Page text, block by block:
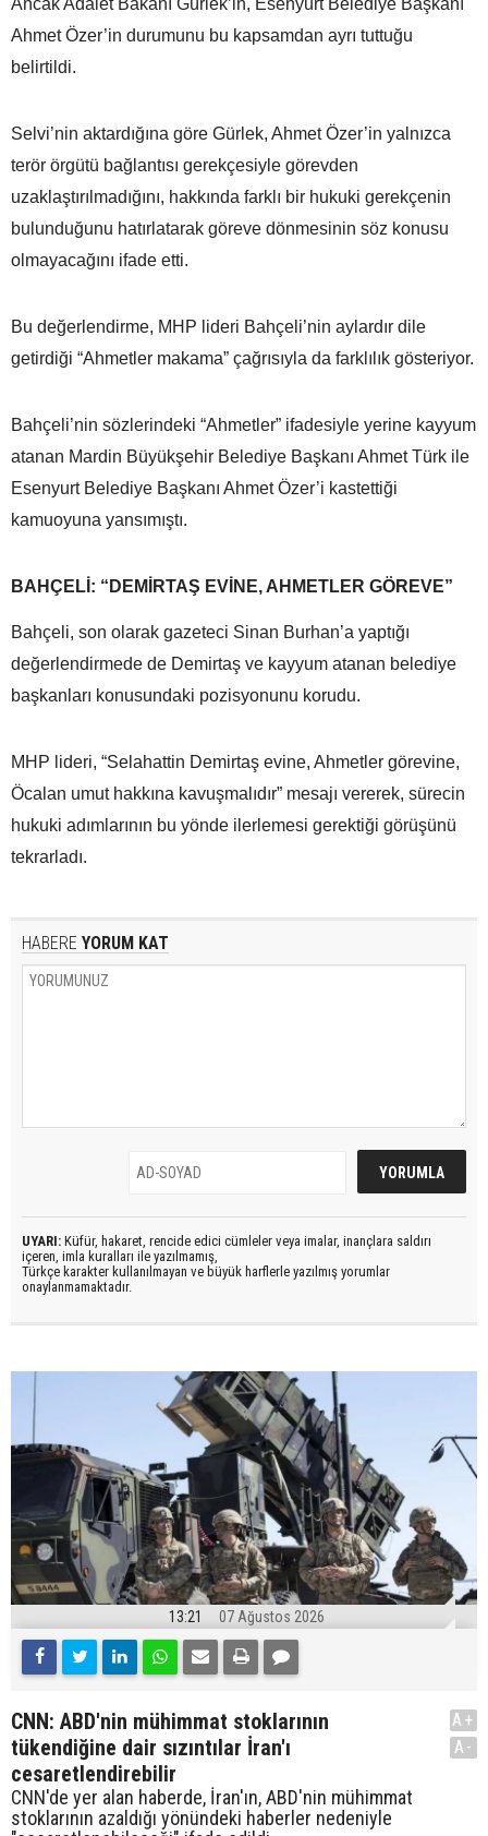
Ahmet Özer’in durumunu bu kapsamdan ayrı tuttuğu
belirtildi.
Selvi’nin aktardığına göre Gürlek, Ahmet Özer’in yalnızca
terör örgütü bağlantısı gerekçesiyle görevden
uzaklaştırılmadığını, hakkında farklı bir hukuki gerekçenin
bulunduğunu hatırlatarak göreve dönmesinin söz konusu
olmayacağını ifade etti.
Bu değerlendirme, MHP lideri Bahçeli’nin aylardır dile
getirdiği “Ahmetler makama” çağrısıyla da farklılık gösteriyor.
Bahçeli’nin sözlerindeki “Ahmetler” ifadesiyle yerine kayyum
atanan Mardin Büyükşehir Belediye Başkanı Ahmet Türk ile
Esenyurt Belediye Başkanı Ahmet Özer’i kastettiği
kamuoyuna yansımıştı.
BAHÇELİ: “DEMİRTAŞ EVİNE, AHMETLER GÖREVE”
Bahçeli, son olarak gazeteci Sinan Burhan’a yaptığı
değerlendirmede de Demirtaş ve kayyum atanan belediye
başkanları konusundaki pozisyonunu korudu.
MHP lideri, “Selahattin Demirtaş evine, Ahmetler görevine,
Öcalan umut hakkına kavuşmalıdır” mesajı vererek, sürecin
hukuki adımlarının bu yönde ilerlemesi gerektiği görüşünü
tekrarladı.
HABERE YORUM KAT
UYARI: Küfür, hakaret, rencide edici cümleler veya imalar, inançlara saldırı
içeren, imla kuralları ile yazılmamış,
Türkçe karakter kullanılmayan ve büyük harflerle yazılmış yorumlar
onaylanmamaktadır.
13:21 07 Ağustos 2026
CNN: ABD'nin mühimmat stoklarının
tükendiğine dair sızıntılar İran'ı
cesaretlendirebilir
CNN'de yer alan haberde, İran'ın, ABD'nin mühimmat
stoklarının azaldığı yönündeki haberler nedeniyle
A+
A-